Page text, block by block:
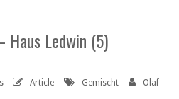
Haus Ledwin (5)
Article Gemischt Olaf